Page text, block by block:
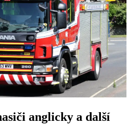
anglicky a další